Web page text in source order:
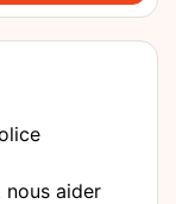
nous aider